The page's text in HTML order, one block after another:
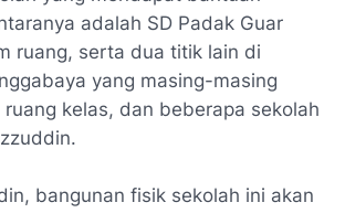
adalah SD Padak Guar
ruang, serta dua titik lain di
yang masing-masing
kelas, dan beberapa sekolah
bangunan fisik sekolah ini akan